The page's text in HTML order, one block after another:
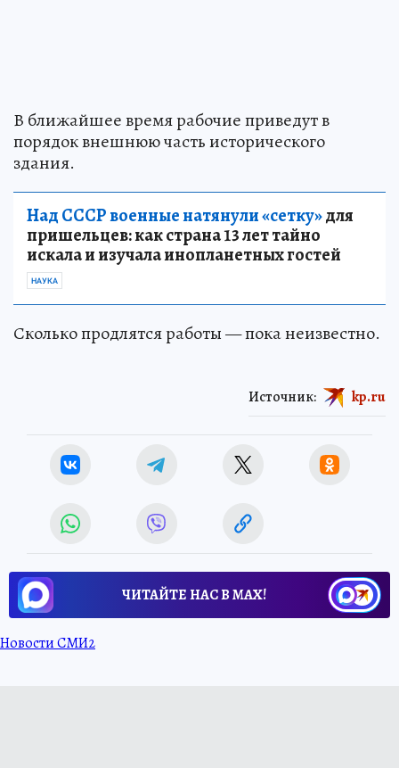
В ближайшее время рабочие приведут в
порядок внешнюю часть исторического
здания.
Над СССР военные натянули «сетку»для
пришельцев: как страна 13 лет тайно
искала и изучала инопланетных гостей
НАУКА
Сколько продлятся работы — пока неизвестно.
Источник: kp.ru
ЧИТАЙТЕ НАС В МАХ!
Новости СМИ2